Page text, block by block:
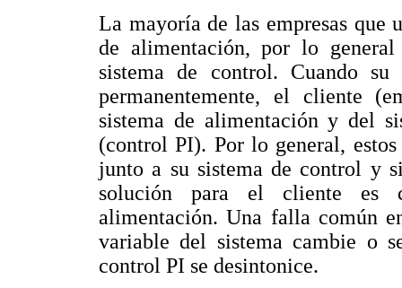
La mayoría de las empresas que
de alimentación, por lo
sistema de control. Cuando
permanentemente, el cliente
sistema de alimentación y del
(control PI). Por lo general,
junto a su sistema de control y
solución para el cliente es
alimentación. Una falla común
variable del sistema cambie o
control PI se desintonice.